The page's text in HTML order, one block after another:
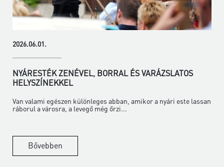
2026.06.01.
NYÁRESTÉK ZENÉVEL, BORRAL ÉS VARÁZSLATOS
HELYSZÍNEKKEL
Van valami egészen különleges abban, amikor a nyári este lassan
ráborul a városra, a levegő még őrzi...
Bővebben